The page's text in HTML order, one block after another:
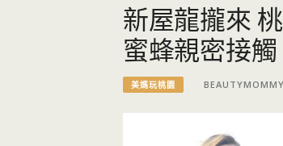
新屋龍攏來
蜜蜂親密接
美媽玩桃園